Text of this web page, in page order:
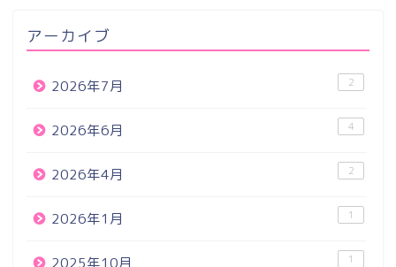
アーカイブ
2026年7月 2
2026年6月 4
2026年4月 2
2026年1月 1
2025年10月 1